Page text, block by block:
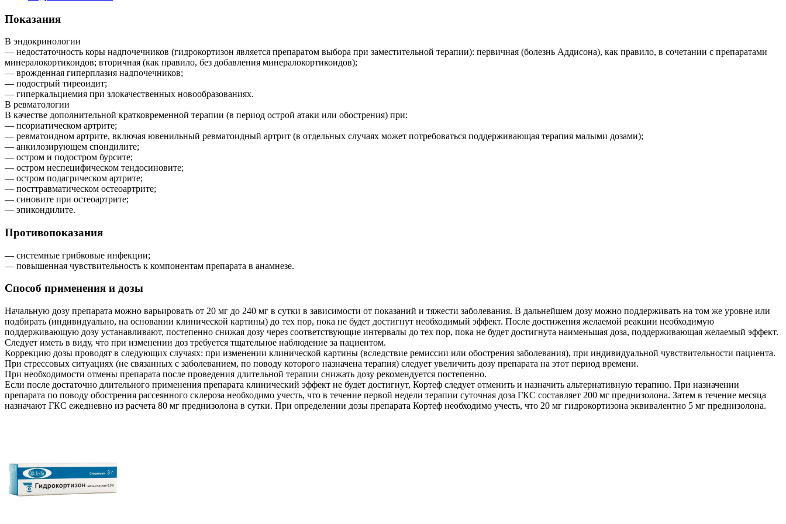
Показания
В эндокринологии
— недостаточность коры надпочечников (гидрокортизон является препаратом выбора при заместительной терапии): первичная (болезнь Аддисона), как правило, в сочетании с препаратами
минералокортикоидов; вторичная (как правило, без добавления минералокортикоидов);
— врожденная гиперплазия надпочечников;
— подострый тиреоидит;
— гиперкальциемия при злокачественных новообразованиях.
В ревматологии
В качестве дополнительной кратковременной терапии (в период острой атаки или обострения) при:
— псориатическом артрите;
— ревматоидном артрите, включая ювенильный ревматоидный артрит (в отдельных случаях может потребоваться поддерживающая терапия малыми дозами);
— анкилозирующем спондилите;
— остром и подостром бурсите;
— остром неспецифическом тендосиновите;
— остром подагрическом артрите;
— посттравматическом остеоартрите;
— синовите при остеоартрите;
— эпикондилите.
Противопоказания
— системные грибковые инфекции;
— повышенная чувствительность к компонентам препарата в анамнезе.
Способ применения и дозы
Начальную дозу препарата можно варьировать от 20 мг до 240 мг в сутки в зависимости от показаний и тяжести заболевания. В дальнейшем дозу можно поддерживать на том же уровне или
подбирать (индивидуально, на основании клинической картины) до тех пор, пока не будет достигнут необходимый эффект. После достижения желаемой реакции необходимую
поддерживающую дозу устанавливают, постепенно снижая дозу через соответствующие интервалы до тех пор, пока не будет достигнута наименьшая доза, поддерживающая желаемый эффект.
Следует иметь в виду, что при изменении доз требуется тщательное наблюдение за пациентом.
Коррекцию дозы проводят в следующих случаях: при изменении клинической картины (вследствие ремиссии или обострения заболевания), при индивидуальной чувствительности пациента.
При стрессовых ситуациях (не связанных с заболеванием, по поводу которого назначена терапия) следует увеличить дозу препарата на этот период времени.
При необходимости отмены препарата после проведения длительной терапии снижать дозу рекомендуется постепенно.
Если после достаточно длительного применения препарата клинический эффект не будет достигнут, Кортеф следует отменить и назначить альтернативную терапию. При назначении
препарата по поводу обострения рассеянного склероза необходимо учесть, что в течение первой недели терапии суточная доза ГКС составляет 200 мг преднизолона. Затем в течение месяца
назначают ГКС ежедневно из расчета 80 мг преднизолона в сутки. При определении дозы препарата Кортеф необходимо учесть, что 20 мг гидрокортизона эквивалентно 5 мг преднизолона.